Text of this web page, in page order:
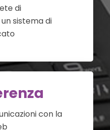
di
sistema di
con la